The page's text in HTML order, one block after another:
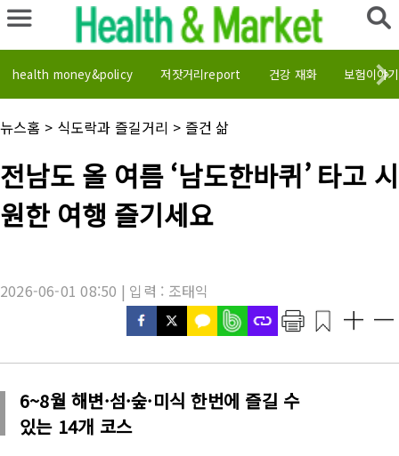
health money&policy 저잣거리report 건강 재화 보험이야기
채
널
:
뉴스홈 > 식도락과 즐길거리 > 즐건 삶
기
사
목
전남도 올 여름 ‘남도한바퀴’ 타고 시
원한 여행 즐기세요
2026-06-01 08:50 | 입력 : 조태익
6~8월 해변·섬·숲·미식 한번에 즐길 수
있는 14개 코스